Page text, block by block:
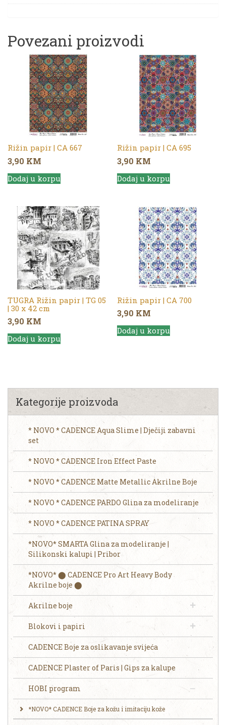
Povezani proizvodi
Rižin papir | CA 667
3,90 KM
Dodaj u korpu
Rižin papir | CA 695
3,90 KM
Dodaj u korpu
TUGRA Rižin papir | TG 05
| 30 x 42 cm
3,90 KM
Dodaj u korpu
Rižin papir | CA 700
3,90 KM
Dodaj u korpu
Kategorije proizvoda
* NOVO * CADENCE Aqua Slime | Dječiji zabavni
set
* NOVO * CADENCE Iron Effect Paste
* NOVO * CADENCE Matte Metallic Akrilne Boje
* NOVO * CADENCE PARDO Glina za modeliranje
* NOVO * CADENCE PATINA SPRAY
*NOVO* SMARTA Glina za modeliranje |
Silikonski kalupi | Pribor
*NOVO* ⬤ CADENCE Pro Art Heavy Body
Akrilne boje ⬤
Akrilne boje
Blokovi i papiri
CADENCE Boje za oslikavanje svijeća
CADENCE Plaster of Paris | Gips za kalupe
HOBI program
*NOVO* CADENCE Boje za kožu i imitaciju kože